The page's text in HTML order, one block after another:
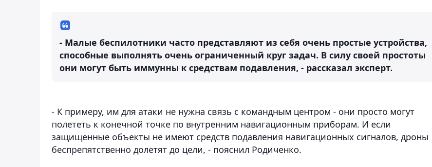
- Малые беспилотники часто представляют из себя очень простые устройства,
способные выполнять очень ограниченный круг задач. В силу своей простоты
они могут быть иммунны к средствам подавления, - рассказал эксперт.
- К примеру, им для атаки не нужна связь с командным центром - они просто могут
полететь к конечной точке по внутренним навигационным приборам. И если
защищенные объекты не имеют средств подавления навигационных сигналов, дроны
беспрепятственно долетят до цели, - пояснил Родиченко.